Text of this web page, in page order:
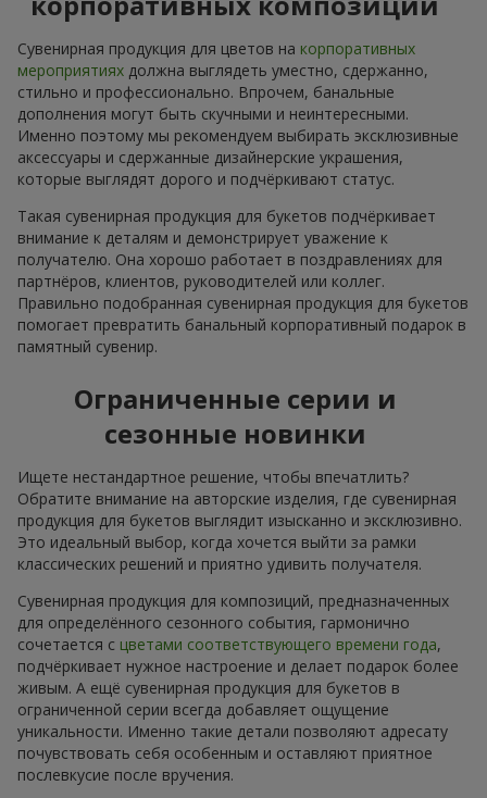
Сувенирная продукция для цветов на корпоративных
мероприятиях должна выглядеть уместно, сдержанно,
стильно и профессионально. Впрочем, банальные
дополнения могут быть скучными и неинтересными.
Именно поэтому мы рекомендуем выбирать эксклюзивные
аксессуары и сдержанные дизайнерские украшения,
которые выглядят дорого и подчёркивают статус.
Такая сувенирная продукция для букетов подчёркивает
внимание к деталям и демонстрирует уважение к
получателю. Она хорошо работает в поздравлениях для
партнёров, клиентов, руководителей или коллег.
Правильно подобранная сувенирная продукция для букетов
помогает превратить банальный корпоративный подарок в
памятный сувенир.
Ограниченные серии и
сезонные новинки
Ищете нестандартное решение, чтобы впечатлить?
Обратите внимание на авторские изделия, где сувенирная
продукция для букетов выглядит изысканно и эксклюзивно.
Это идеальный выбор, когда хочется выйти за рамки
классических решений и приятно удивить получателя.
Сувенирная продукция для композиций, предназначенных
для определённого сезонного события, гармонично
сочетается с цветами соответствующего времени года,
подчёркивает нужное настроение и делает подарок более
живым. А ещё сувенирная продукция для букетов в
ограниченной серии всегда добавляет ощущение
уникальности. Именно такие детали позволяют адресату
почувствовать себя особенным и оставляют приятное
послевкусие после вручения.